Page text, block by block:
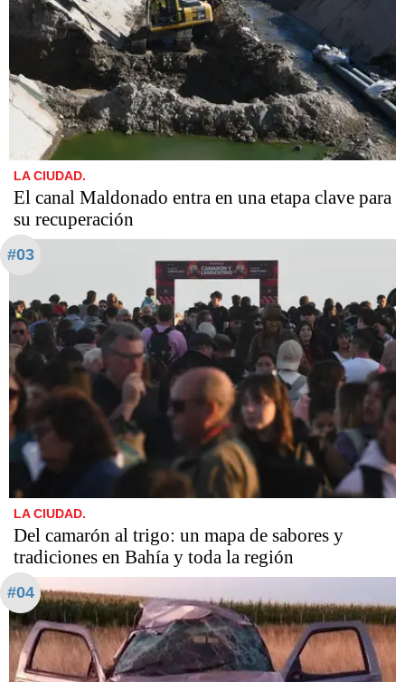
LA CIUDAD.
El canal Maldonado entra en una etapa clave para
su recuperación
#03
LA CIUDAD.
Del camarón al trigo: un mapa de sabores y
tradiciones en Bahía y toda la región
#04